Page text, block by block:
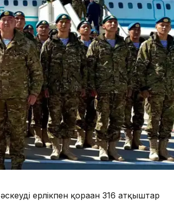
ерлікпен қорғаған 316 атқыштар